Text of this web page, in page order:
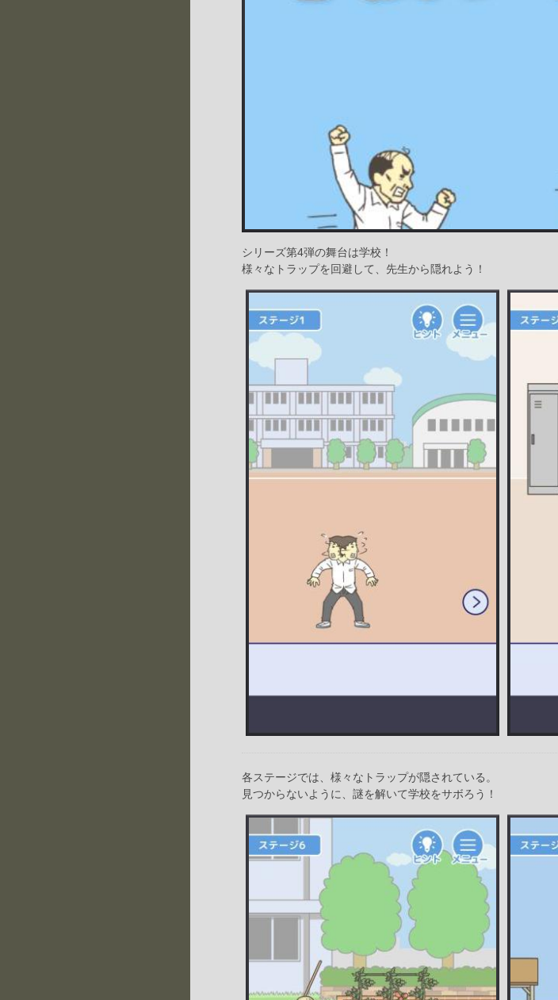
シリーズ第4弾の舞台は学校！
様々なトラップを回避して、先生から隠れよう！
各ステージでは、様々なトラップが隠されている。
見つからないように、謎を解いて学校をサボろう！